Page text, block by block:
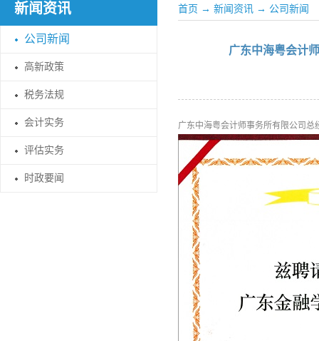
新闻资讯
公司新闻
高新政策
税务法规
会计实务
评估实务
时政要闻
首页 → 新闻资讯 → 公司新闻
广东中海粤会计
广东中海粤会计师事务所有限公司总